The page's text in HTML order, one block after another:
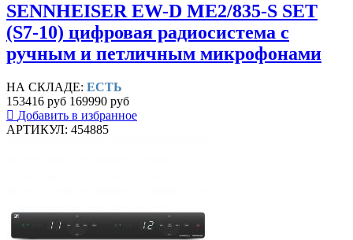
SENNHEISER EW-D ME2/835-S SET
(S7-10) цифровая радиосистема с
ручным и петличным микрофонами
НА СКЛАДЕ: ЕСТЬ
153416 руб 169990 руб
Добавить в избранное
АРТИКУЛ: 454885